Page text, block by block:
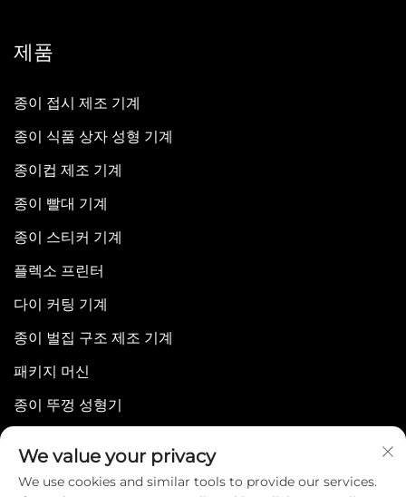
제품
종이 접시 제조 기계
종이 식품 상자 성형 기계
종이컵 제조 기계
종이 빨대 기계
종이 스티커 기계
플렉소 프린터
다이 커팅 기계
종이 벌집 구조 제조 기계
패키지 머신
종이 뚜껑 성형기
We value your privacy
We use cookies and similar tools to provide our services.